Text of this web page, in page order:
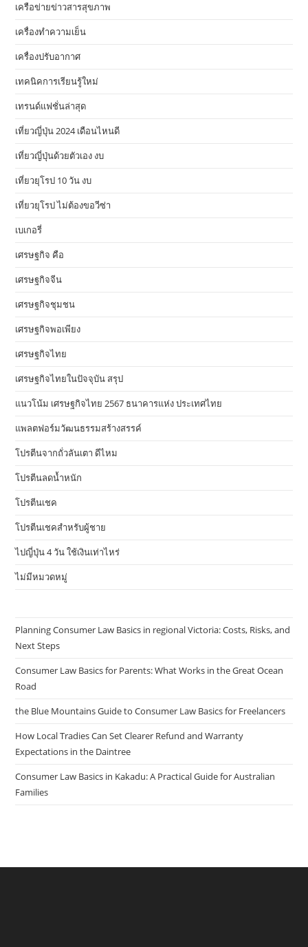
เครือข่ายข่าวสารสุขภาพ
เครื่องทำความเย็น
เครื่องปรับอากาศ
เทคนิคการเรียนรู้ใหม่
เทรนด์แฟชั่นล่าสุด
เที่ยวญี่ปุ่น 2024 เดือนไหนดี
เที่ยวญี่ปุ่นด้วยตัวเอง งบ
เที่ยวยุโรป 10 วัน งบ
เที่ยวยุโรป ไม่ต้องขอวีซ่า
เบเกอรี่
เศรษฐกิจ คือ
เศรษฐกิจจีน
เศรษฐกิจชุมชน
เศรษฐกิจพอเพียง
เศรษฐกิจไทย
เศรษฐกิจไทยในปัจจุบัน สรุป
แนวโน้ม เศรษฐกิจไทย 2567 ธนาคารแห่ง ประเทศไทย
แพลตฟอร์มวัฒนธรรมสร้างสรรค์
โปรตีนจากถั่วลันเตา ดีไหม
โปรตีนลดน้ำหนัก
โปรตีนเชค
โปรตีนเชคสำหรับผู้ชาย
ไปญี่ปุ่น 4 วัน ใช้เงินเท่าไหร่
ไม่มีหมวดหมู่
Planning Consumer Law Basics in regional Victoria: Costs, Risks, and
Next Steps
Consumer Law Basics for Parents: What Works in the Great Ocean
Road
the Blue Mountains Guide to Consumer Law Basics for Freelancers
How Local Tradies Can Set Clearer Refund and Warranty
Expectations in the Daintree
Consumer Law Basics in Kakadu: A Practical Guide for Australian
Families